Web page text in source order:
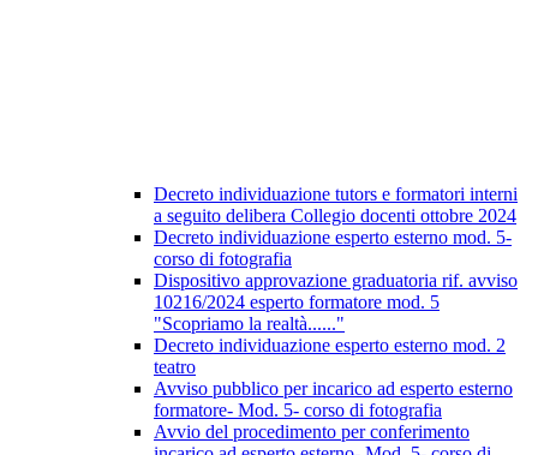
Decreto individuazione tutors e formatori interni
a seguito delibera Collegio docenti ottobre 2024
Decreto individuazione esperto esterno mod. 5-
corso di fotografia
Dispositivo approvazione graduatoria rif. avviso
10216/2024 esperto formatore mod. 5
"Scopriamo la realtà......"
Decreto individuazione esperto esterno mod. 2
teatro
Avviso pubblico per incarico ad esperto esterno
formatore- Mod. 5- corso di fotografia
Avvio del procedimento per conferimento